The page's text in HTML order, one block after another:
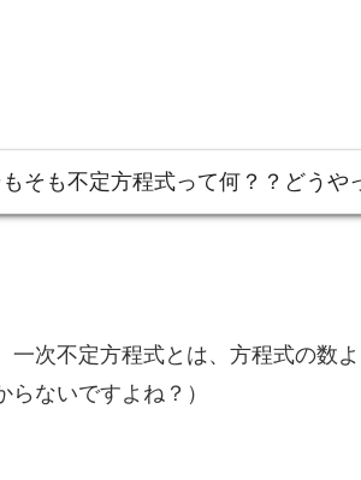
そも不定方程式って何？？どうや
一次不定方程式とは、方程式の数
らないですよね？）